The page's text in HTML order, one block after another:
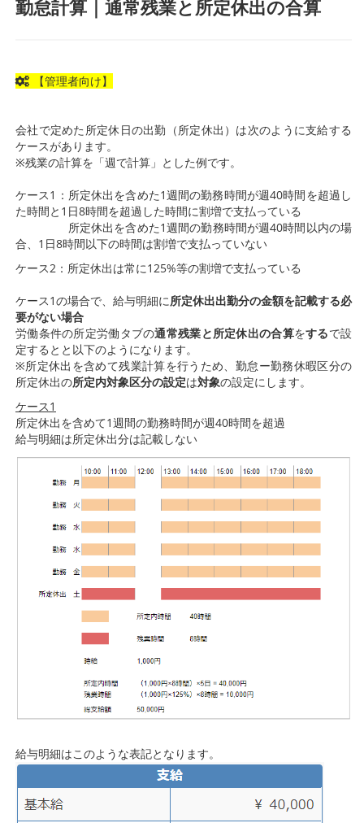
勤怠計算｜通常残業と所定休出の合算
【管理者向け】
会社で定めた所定休日の出勤（所定休出）は次のように支給する
ケースがあります。
※残業の計算を「週で計算」とした例です。
ケース1：所定休出を含めた1週間の勤務時間が週40時間を超過し
た時間と1日8時間を超過した時間に割増で支払っている
所定休出を含めた1週間の勤務時間が週40時間以内の場
合、1日8時間以下の時間は割増で支払っていない
ケース2：所定休出は常に125%等の割増で支払っている
ケース1の場合で、給与明細に所定休出出勤分の金額を記載する必
要がない場合
労働条件の所定労働タブの通常残業と所定休出の合算をするで設
定するとと以下のようになります。
※所定休出を含めて残業計算を行うため、勤怠ー勤務休暇区分の
所定休出の所定内対象区分の設定は対象の設定にします。
ケース1
所定休出を含めて1週間の勤務時間が週40時間を超過
給与明細は所定休出分は記載しない
給与明細はこのような表記となります。